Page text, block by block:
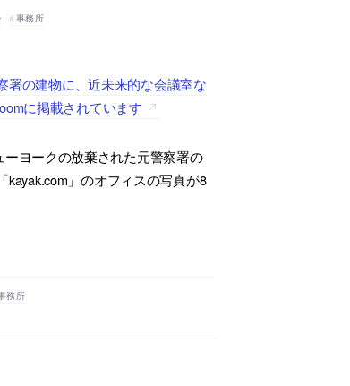
事務所
署の建物に、近未来的な会議室な
に掲載されています
ーヨークの放棄された元警察署の
」のオフィスの写真が8
務所